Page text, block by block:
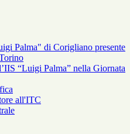
Palma" di Corigliano presente
“Luigi Palma” nella Giornata
all'ITC